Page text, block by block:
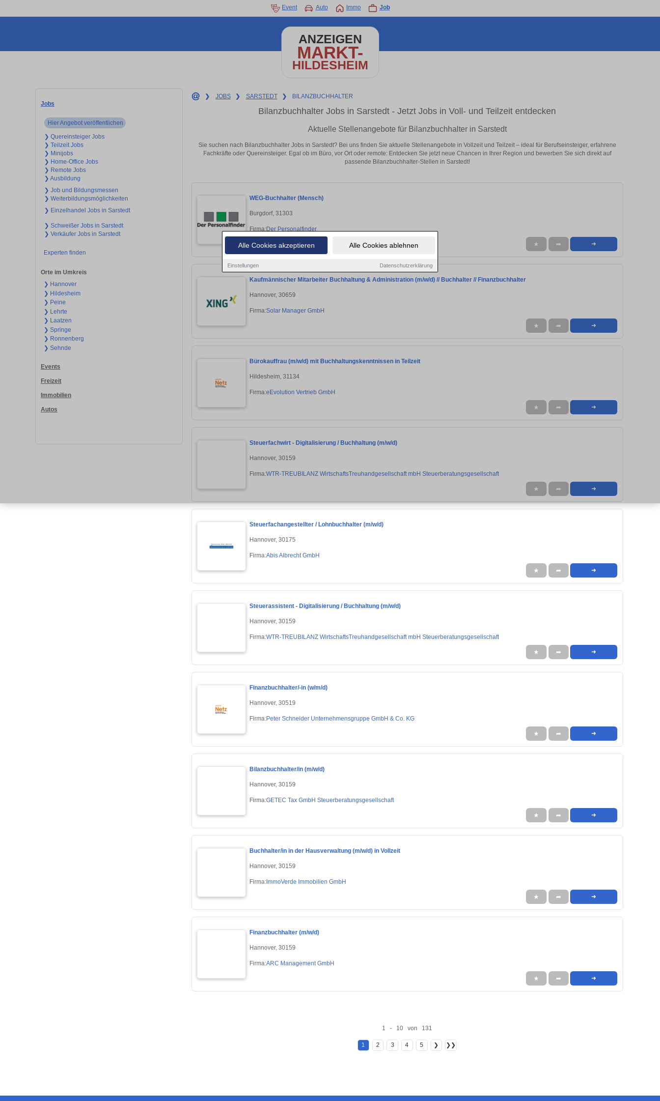
Alle Cookies akzeptieren Alle Cookies ablehnen
Einstellungen Datenschutzerklärung
Event Auto Immo Job
ANZEIGEN
MARKT-
HILDESHEIM
Jobs
Hier Angebot veröffentlichen
❯ Quereinsteiger Jobs
❯ Teilzeit Jobs
❯ Minijobs
❯ Home-Office Jobs
❯ Remote Jobs
❯ Ausbildung
❯ Job und Bildungsmessen
❯ Weiterbildungsmöglichkeiten
❯ Einzelhandel Jobs in Sarstedt
❯ Schweißer Jobs in Sarstedt
❯ Verkäufer Jobs in Sarstedt
Experten finden
Orte im Umkreis
❯ Hannover
❯ Hildesheim
❯ Peine
❯ Lehrte
❯ Laatzen
❯ Springe
❯ Ronnenberg
❯ Sehnde
Events
Freizeit
Immobilien
Autos
❯ JOBS ❯ SARSTEDT ❯ BILANZBUCHHALTER
Bilanzbuchhalter Jobs in Sarstedt - Jetzt Jobs in Voll- und Teilzeit entdecken
Aktuelle Stellenangebote für Bilanzbuchhalter in Sarstedt
Sie suchen nach Bilanzbuchhalter Jobs in Sarstedt? Bei uns finden Sie aktuelle Stellenangebote in Vollzeit und Teilzeit – ideal für Berufseinsteiger, erfahrene
Fachkräfte oder Quereinsteiger. Egal ob im Büro, vor Ort oder remote: Entdecken Sie jetzt neue Chancen in Ihrer Region und bewerben Sie sich direkt auf
passende Bilanzbuchhalter-Stellen in Sarstedt!
WEG-Buchhalter (Mensch)
Burgdorf, 31303
Firma:Der Personalfinder
★ ➦ ➜
Kaufmännischer Mitarbeiter Buchhaltung & Administration (m/w/d) // Buchhalter // Finanzbuchhalter
Hannover, 30659
Firma:Solar Manager GmbH
★ ➦ ➜
Bürokauffrau (m/w/d) mit Buchhaltungskenntnissen in Teilzeit
Hildesheim, 31134
Firma:eEvolution Vertrieb GmbH
★ ➦ ➜
Steuerfachwirt - Digitalisierung / Buchhaltung (m/w/d)
Hannover, 30159
Firma:WTR-TREUBILANZ WirtschaftsTreuhandgesellschaft mbH Steuerberatungsgesellschaft
★ ➦ ➜
Steuerfachangestellter / Lohnbuchhalter (m/w/d)
Hannover, 30175
Firma:Abis Albrecht GmbH
★ ➦ ➜
Steuerassistent - Digitalisierung / Buchhaltung (m/w/d)
Hannover, 30159
Firma:WTR-TREUBILANZ WirtschaftsTreuhandgesellschaft mbH Steuerberatungsgesellschaft
★ ➦ ➜
Finanzbuchhalter/-in (w/m/d)
Hannover, 30519
Firma:Peter Schneider Unternehmensgruppe GmbH & Co. KG
★ ➦ ➜
Bilanzbuchhalter/in (m/w/d)
Hannover, 30159
Firma:GETEC Tax GmbH Steuerberatungsgesellschaft
★ ➦ ➜
Buchhalter/in in der Hausverwaltung (m/w/d) in Vollzeit
Hannover, 30159
Firma:ImmoVerde Immobilien GmbH
★ ➦ ➜
Finanzbuchhalter (m/w/d)
Hannover, 30159
Firma:ARC Management GmbH
★ ➦ ➜
1 - 10 von 131
1 2 3 4 5 ❯ ❯❯